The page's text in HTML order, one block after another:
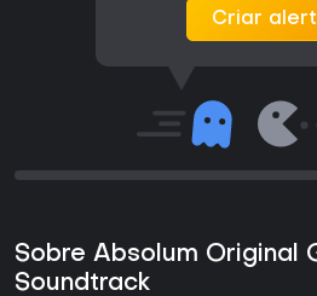
Criar
Sobre Absolum Original
Soundtrack